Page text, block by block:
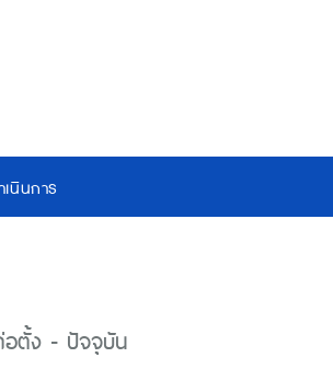
นินการ
อตั้ง - ปัจจุบัน